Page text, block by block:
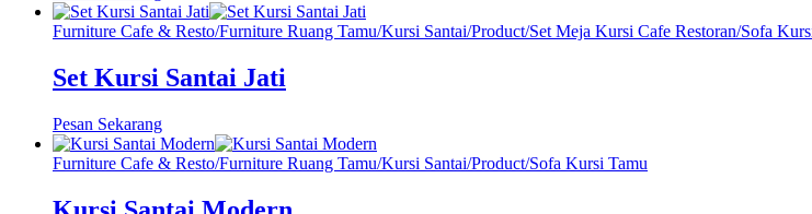
Furniture Cafe & Resto/Furniture Ruang Tamu/Kursi Santai/Product/Set Meja Kursi Cafe Restoran/Sofa
Set Kursi Santai Jati
Pesan Sekarang
Furniture Cafe & Resto/Furniture Ruang Tamu/Kursi Santai/Product/Sofa Kursi Tamu